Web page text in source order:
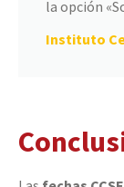
la opción
Instituto